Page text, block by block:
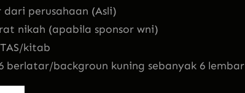
dari perusahaan (Asli)
nikah (apabila sponsor wni)
kitab
berlatar/backgroun kuning sebanyak 6 lembar